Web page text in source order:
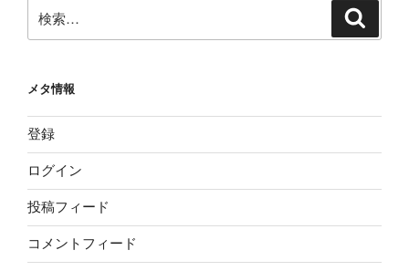
索:
メタ情報
登録
ログイン
投稿フィード
コメントフィード